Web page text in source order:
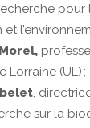
pour
et
Lorraine (UL) ;
,
sur la